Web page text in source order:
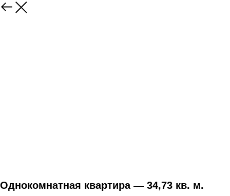
Однокомнатная квартира — 34,73 кв. м.